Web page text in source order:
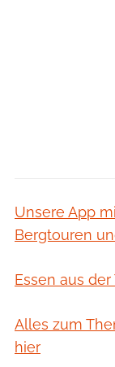
Unsere App
Bergtouren
Essen aus
Alles zum
hier